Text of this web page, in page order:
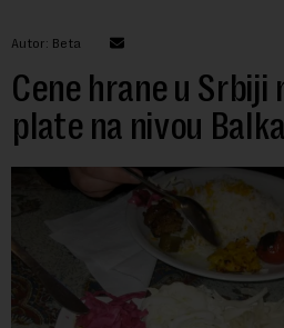
Autor: Beta
Cene hrane u Srbiji
plate na nivou